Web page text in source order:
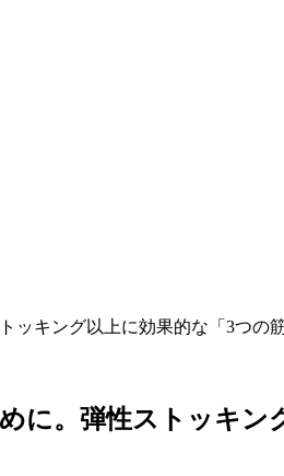
ッキング以上に効果的な「3つの
に。弾性ストッキ